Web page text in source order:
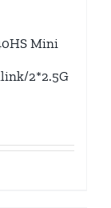
Mini
2*2.5G